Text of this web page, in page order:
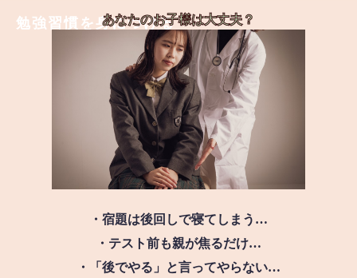
勉強習慣を身につける
あなたのお子様は大丈夫？
・宿題は後回しで寝てしまう…
・テスト前も親が焦るだけ…
・「後でやる」と言ってやらない…